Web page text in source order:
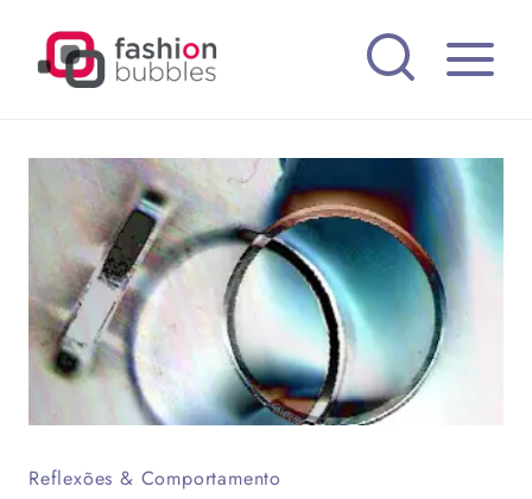
Reflexões & Comportamento